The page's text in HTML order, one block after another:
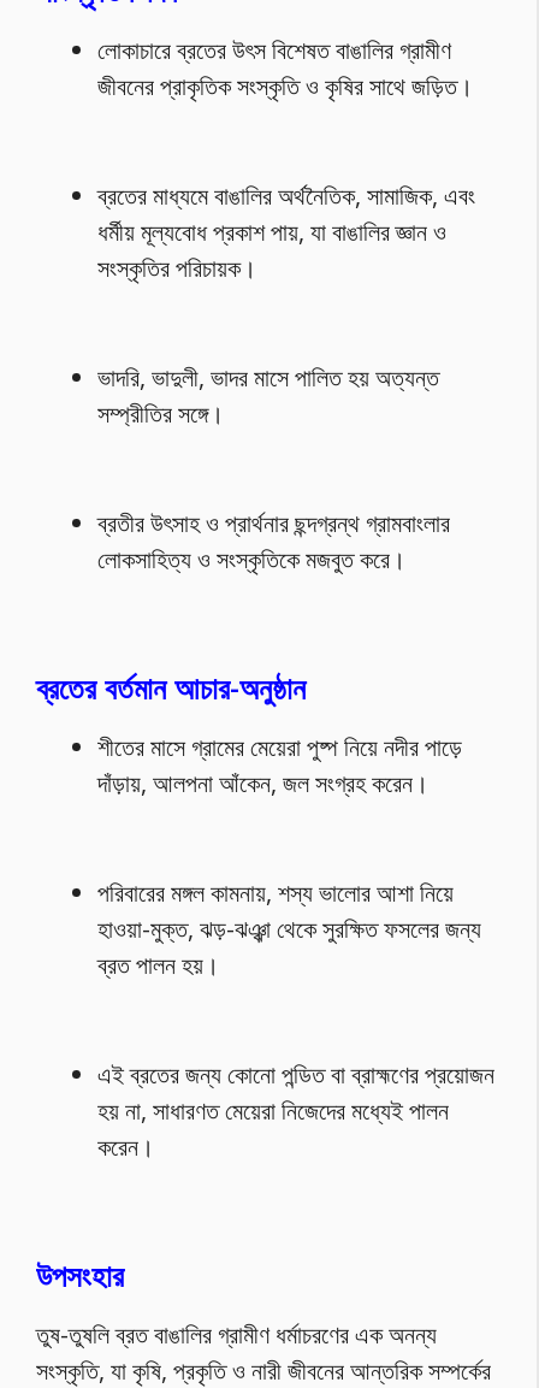
লোকাচারে ব্রতের উৎস বিশেষত বাঙালির গ্রামীণ
জীবনের প্রাকৃতিক সংস্কৃতি ও কৃষির সাথে জড়িত।
ব্রতের মাধ্যমে বাঙালির অর্থনৈতিক, সামাজিক, এবং
ধর্মীয় মূল্যবোধ প্রকাশ পায়, যা বাঙালির জ্ঞান ও
সংস্কৃতির পরিচায়ক।
ভাদরি, ভাদুলী, ভাদর মাসে পালিত হয় অত্যন্ত
সম্প্রীতির সঙ্গে।
ব্রতীর উৎসাহ ও প্রার্থনার ছন্দগ্রন্থ গ্রামবাংলার
লোকসাহিত্য ও সংস্কৃতিকে মজবুত করে।
ব্রতের বর্তমান আচার-অনুষ্ঠান
শীতের মাসে গ্রামের মেয়েরা পুষ্প নিয়ে নদীর পাড়ে
দাঁড়ায়, আলপনা আঁকেন, জল সংগ্রহ করেন।
পরিবারের মঙ্গল কামনায়, শস্য ভালোর আশা নিয়ে
হাওয়া-মুক্ত, ঝড়-ঝঞ্ঝা থেকে সুরক্ষিত ফসলের জন্য
ব্রত পালন হয়।
এই ব্রতের জন্য কোনো পন্ডিত বা ব্রাহ্মণের প্রয়োজন
হয় না, সাধারণত মেয়েরা নিজেদের মধ্যেই পালন
করেন।
উপসংহার
তুষ-তুষলি ব্রত বাঙালির গ্রামীণ ধর্মাচরণের এক অনন্য
সংস্কৃতি, যা কৃষি, প্রকৃতি ও নারী জীবনের আন্তরিক সম্পর্কের